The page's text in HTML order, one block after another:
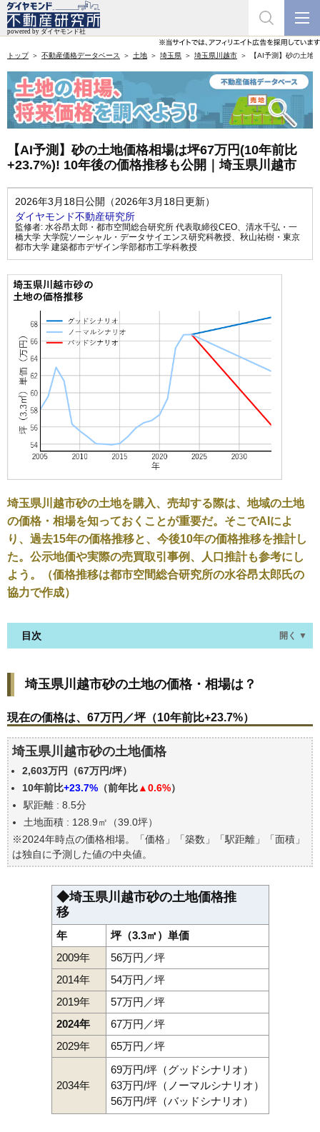
トップ 不動産価格データベース 土地 埼玉県 埼玉県川越市 【AI予測】砂の土
【AI予測】砂の土地価格相場は坪67万円(10年前比
+23.7%)! 10年後の価格推移も公開｜埼玉県川越市
2026年3月18日公開（2026年3月18日更新）
ダイヤモンド不動産研究所
監修者: 水谷昂太郎・都市空間総合研究所 代表取締役CEO、 清水千弘・一
橋大学 大学院ソーシャル・データサイエンス研究科教授、 秋山祐樹・東京
都市大学 建築都市デザイン学部都市工学科教授
埼玉県川越市砂の土地を購入、売却する際は、地域の土地
の価格・相場を知っておくことが重要だ。そこでAIによ
り、過去15年の価格推移と、今後10年の価格推移を推計し
た。公示地価や実際の売買取引事例、人口推計も参考にし
よう。（価格推移は都市空間総合研究所の水谷昂太郎氏の
協力で作成）
目次 開く ▼
現在の価格は、67万円／坪（10年前比+23.7%）
価格を詳細に分析しよう
埼玉県川越市砂の土地の過去の売買事例
公示地価はいくら
エリアの将来性を人口予想から検討しよう
自分の年収でいくらの不動産が買える？
埼玉県川越市砂の土地の価格・相場は？
現在の価格は、67万円／坪（10年前比+23.7%）
埼玉県川越市砂の土地価格
2,603万円（67万円/坪）
10年前比+23.7% （前年比▲0.6%）
駅距離 : 8.5分
土地面積 : 128.9㎡（39.0坪）
※2024年時点の価格相場。「価格」「築数」「駅距離」「面積」
は独自に予測した値の中央値。
◆埼玉県川越市砂の土地価格推
移
年
坪（3.3㎡）単価
2009年
56万円／坪
2014年
54万円／坪
2019年
57万円／坪
2024年
67万円／坪
2029年
65万円／坪
2034年
69万円/坪（グッドシナリオ）
63万円/坪（ノーマルシナリオ）
56万円/坪（バッドシナリオ）